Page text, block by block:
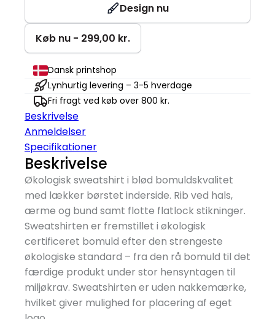
antal
Design nu
Køb nu - 299,00 kr.
Dansk printshop
Lynhurtig levering – 3-5 hverdage
Fri fragt ved køb over 800 kr.
Beskrivelse
Anmeldelser
Specifikationer
Beskrivelse
Økologisk sweatshirt i blød bomuldskvalitet
med lækker børstet inderside. Rib ved hals,
ærme og bund samt flotte flatlock stikninger.
Sweatshirten er fremstillet i økologisk
certificeret bomuld efter den strengeste
økologiske standard – fra den rå bomuld til det
færdige produkt under stor hensyntagen til
miljøkrav. Sweatshirten er uden nakkemærke,
hvilket giver mulighed for placering af eget